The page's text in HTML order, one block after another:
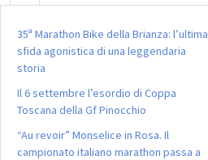
35ª Marathon Bike della Brianza: l’ultima
sfida agonistica di una leggendaria
storia
Il 6 settembre l’esordio di Coppa
Toscana della Gf Pinocchio
“Au revoir” Monselice in Rosa. Il
campionato italiano marathon passa a